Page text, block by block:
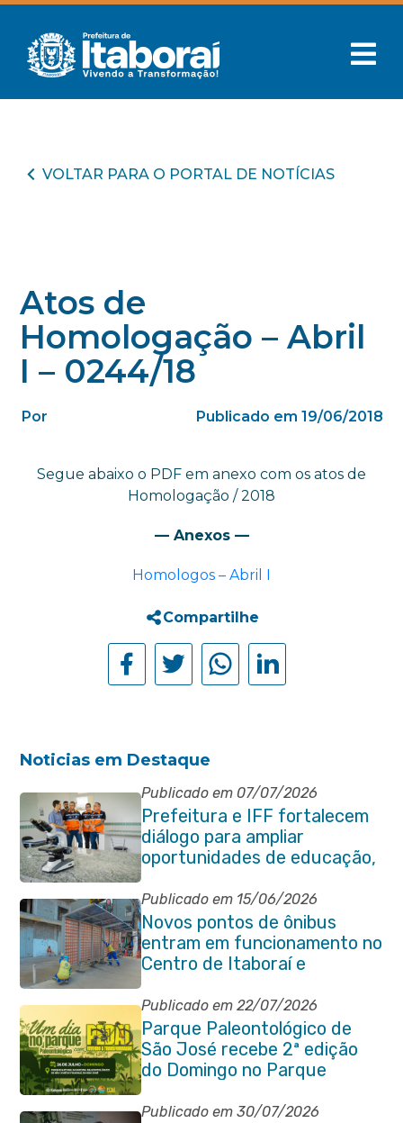
VOLTAR PARA O PORTAL DE NOTÍCIAS
Atos de
Homologação – Abril
I – 0244/18
Por Publicado em 19/06/2018
Segue abaixo o PDF em anexo com os atos de
Homologação / 2018
— Anexos —
Homologos – Abril I
Compartilhe
Noticias em Destaque
Publicado em 07/07/2026
Prefeitura e IFF fortalecem
diálogo para ampliar
oportunidades de educação,
ciência e inovação em
Itaboraí
Publicado em 15/06/2026
Novos pontos de ônibus
entram em funcionamento no
Centro de Itaboraí e
garantem mais conforto à
população
Publicado em 22/07/2026
Parque Paleontológico de
São José recebe 2ª edição
do Domingo no Parque
Paleontológico com Pedal
Vivendo a Transformação
Publicado em 30/07/2026